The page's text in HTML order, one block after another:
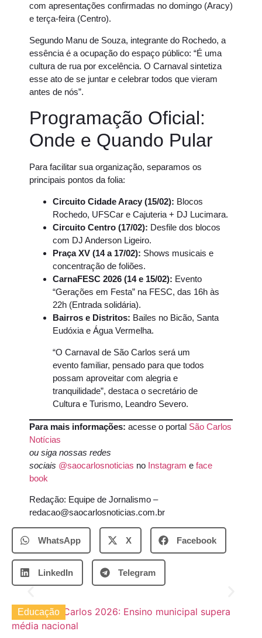
com apresentações confirmadas no domingo (Aracy)
e terça-feira (Centro).
Segundo Manu de Souza, integrante do Rochedo, a
essência é a ocupação do espaço público: “É uma
cultura de rua por excelência. O Carnaval sintetiza
esse ato de se juntar e celebrar todos que vieram
antes de nós”.
Programação Oficial:
Onde e Quando Pular
Para facilitar sua organização, separamos os
principais pontos da folia:
Circuito Cidade Aracy (15/02): Blocos
Rochedo, UFSCar e Cajuteria + DJ Lucimara.
Circuito Centro (17/02): Desfile dos blocos
com DJ Anderson Ligeiro.
Praça XV (14 a 17/02): Shows musicais e
concentração de foliões.
CarnaFESC 2026 (14 e 15/02): Evento
“Gerações em Festa” na FESC, das 16h às
22h (Entrada solidária).
Bairros e Distritos: Bailes no Bicão, Santa
Eudóxia e Água Vermelha.
“O Carnaval de São Carlos será um
evento familiar, pensado para que todos
possam aproveitar com alegria e
tranquilidade”, destaca o secretário de
Cultura e Turismo, Leandro Severo.
Para mais informações: acesse o portal São Carlos
Notícias
ou siga nossas redes
sociais @saocarlosnoticias no Instagram e face
book
Redação: Equipe de Jornalismo –
redacao@saocarlosnoticias.com.br
WhatsApp X Facebook
LinkedIn Telegram
Educação